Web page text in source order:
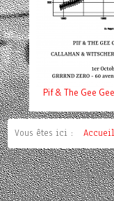
Pif& The Gee
Vous êtes ici : Accueil